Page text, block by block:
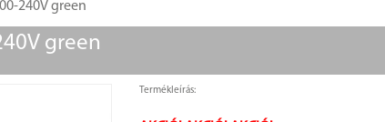
240V green
green
Termékleírás: